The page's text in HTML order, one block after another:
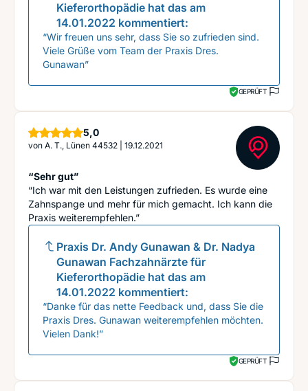
Kieferorthopädie hat das am
14.01.2022 kommentiert:
“Wir freuen uns sehr, dass Sie so zufrieden sind.
Viele Grüße vom Team der Praxis Dres.
Gunawan”
GEPRÜFT
5,0Sterne
von A. T., Lünen 44532 19.12.2021
“Sehr gut”
“Ich war mit den Leistungen zufrieden. Es wurde eine
Zahnspange und mehr für mich gemacht. Ich kann die
Praxis weiterempfehlen.”
Praxis Dr. Andy Gunawan & Dr. Nadya
Gunawan Fachzahnärzte für
Kieferorthopädie hat das am
14.01.2022 kommentiert:
“Danke für das nette Feedback und, dass Sie die
Praxis Dres. Gunawan weiterempfehlen möchten.
Vielen Dank!”
GEPRÜFT